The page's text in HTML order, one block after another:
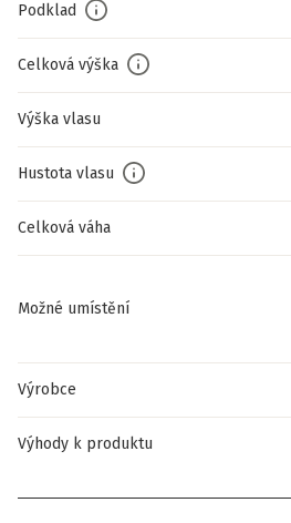
Podklad
Celková výška
Výška vlasu
Hustota vlasu
Celková váha
Možné umístění
Výrobce
Výhody k produktu